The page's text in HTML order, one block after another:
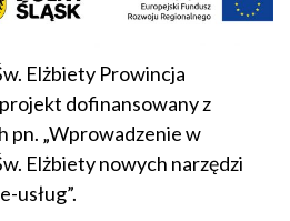
Elżbiety Prowincja
dofinansowany z
pn. „Wprowadzenie w
Elżbiety nowych narzędzi
usług”.